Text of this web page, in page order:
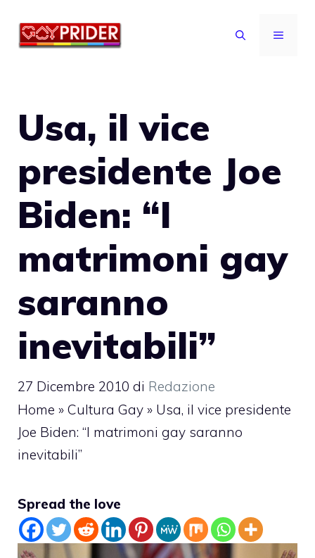
MENU
Usa, il vice
presidente Joe
Biden: “I
matrimoni gay
saranno
inevitabili”
27 Dicembre 2010 di Redazione
Home » Cultura Gay » Usa, il vice presidente
Joe Biden: “I matrimoni gay saranno
inevitabili”
Spread the love